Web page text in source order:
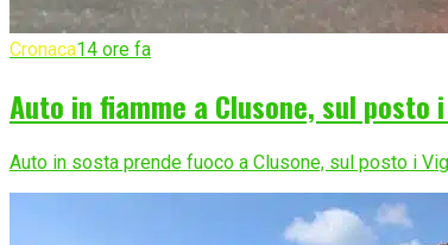
Cronaca14 ore fa
Auto in fiamme a Clusone, sul posto
Auto in sosta prende fuoco a Clusone, sul posto i